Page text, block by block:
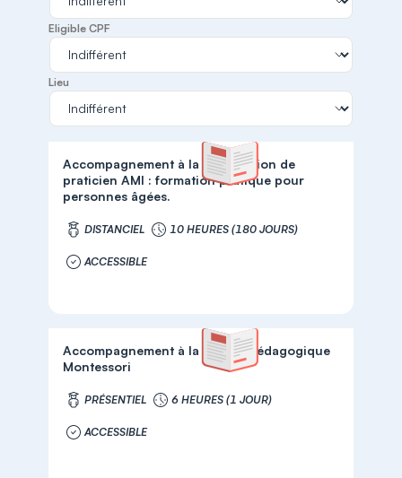
Eligible CPF
Lieu
Accompagnement à la certification de
praticien AMI : formation pratique pour
personnes âgées.
DISTANCIEL 10 HEURES (180 JOURS)
ACCESSIBLE
Accompagnement à la qualité pédagogique
Montessori
PRÉSENTIEL 6 HEURES (1 JOUR)
ACCESSIBLE